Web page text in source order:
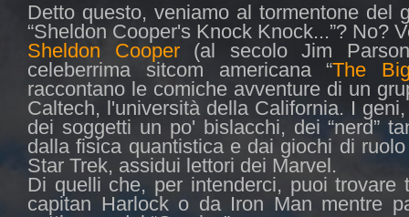
Detto questo, veniamo al tormentone del
“Sheldon Cooper's Knock Knock...”? No?
Sheldon Cooper(al secolo Jim
celeberrima sitcom americana “The
raccontano le comiche avventure di un
Caltech, l'università della California. I
dei soggetti un po' bislacchi, dei “nerd”
dalla fisica quantistica e dai giochi di
Star Trek, assidui lettori dei Marvel.
Di quelli che, per intenderci, puoi
capitan Harlock o da Iron Man mentre